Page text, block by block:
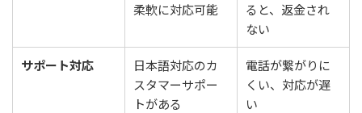
柔軟に対応可能
ると、返金され
ない
サポート対応
日本語対応のカ
スタマーサポー
トがある
電話が繋がりに
くい、対応が遅
い